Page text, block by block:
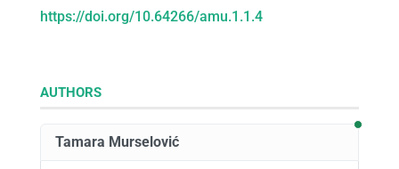
https://doi.org/10.64266/amu.1.1.4
AUTHORS
Tamara Murselović